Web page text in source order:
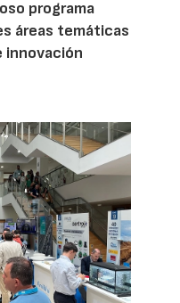
programa
áreas temáticas
innovación